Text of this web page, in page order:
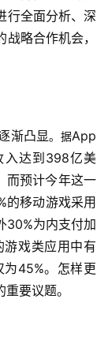
行全面分析、深
略合作机会，
渐凸显。据App
入达到398亿美
而预计今年这一
移动游戏采用
30%为内支付加
戏类应用中有
45%。怎样更
要议题。